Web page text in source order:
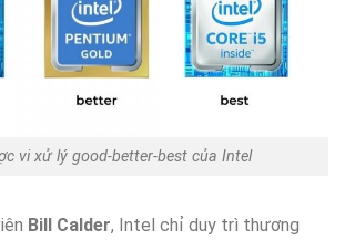
vi xử lý good-better-best của Intel
Bill Calder, Intel chỉ duy trì thương